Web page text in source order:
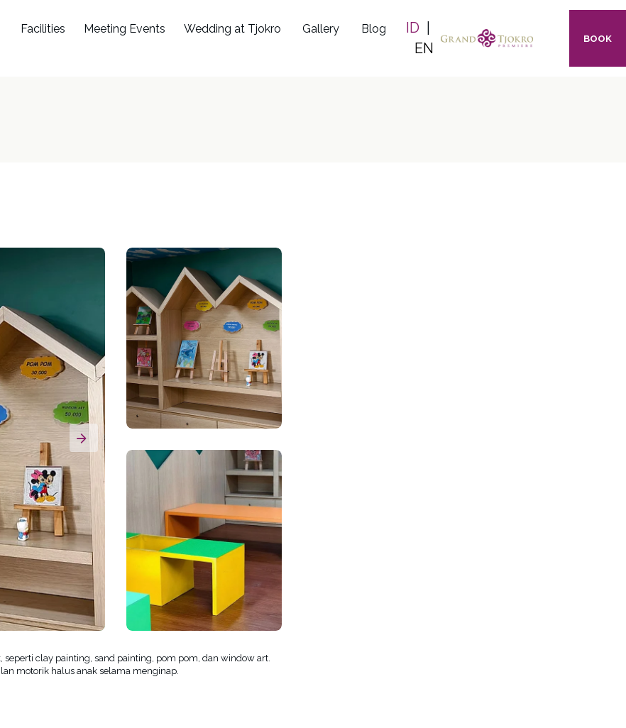
Facilities Meeting Events Wedding at Tjokro Gallery Blog ID
EN
BOOK
clay painting, sand painting, pom pom, dan window art.
motorik halus anak selama menginap.